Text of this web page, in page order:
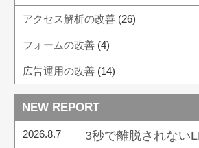
アクセス解析の改善(26)
フォームの改善(4)
広告運用の改善(14)
NEW REPORT
2026.8.7
3秒で離脱されない